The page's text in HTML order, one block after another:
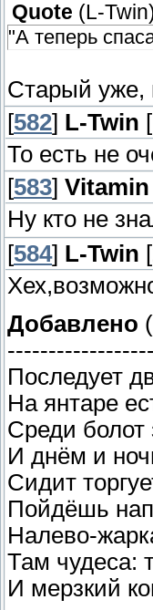
Quote ( L-Twin
"А теперь
Старый уже,
[582] L-Twin
То есть не
[583] Vitamin
Ну кто не
[584] L-Twin
Добавлено
Последует
На янтаре
Среди болот
И днём и
Сидит
Пойдёшь
Налево-
Там чудеса:
И мерзкий